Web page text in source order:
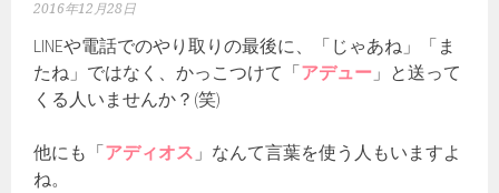
2016年12月28日
LINEや電話でのやり取りの最後に、「じゃあね」「ま
たね」ではなく、かっこつけて「アデュー 」と送って
くる人いませんか？(笑)
他にも「アディオス 」なんて言葉を使う人もいますよ
ね。